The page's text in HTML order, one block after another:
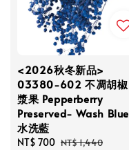
<2026秋冬新品>
03380-602 不凋胡椒
漿果 Pepperberry
Preserved- Wash Blue
水洗藍
Sale
NT$ 700 Regular
NT$ 1,440